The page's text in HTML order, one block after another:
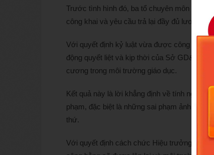
Trước tình hình đó, ba tổ chuyên môn của
công khai và yêu cầu trả lại đầy đủ lương,
Với quyết định kỷ luật vừa được công bố,
động quyết liệt và kịp thời của Sở GD&ĐT
cương trong môi trường giáo dục.
Kết quả này là lời khẳng định về tính nghiêm
phạm, đặc biệt là những sai phạm ảnh
thứ.
Với quyết định cách chức Hiệu trưởng và kỷ